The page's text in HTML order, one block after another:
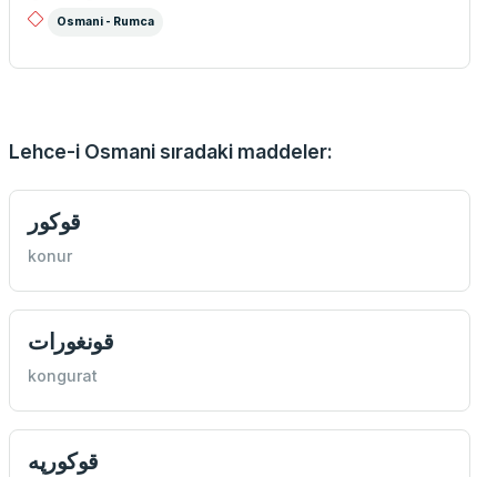
Osmani - Rumca
Lehce-i Osmani sıradaki maddeler:
قوكور
konur
قونغورات
kongurat
قوكورپه